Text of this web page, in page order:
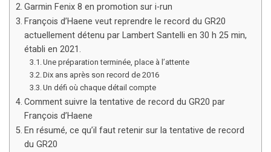
Garmin Fenix 8 en promotion sur i-run
François d’Haene veut reprendre le record du GR20
actuellement détenu par Lambert Santelli en 30 h 25 min,
établi en 2021.
Une préparation terminée, place à l’attente
Dix ans après son record de 2016
Un défi où chaque détail compte
Comment suivre la tentative de record du GR20 par
François d’Haene
En résumé, ce qu’il faut retenir sur la tentative de record
du GR20